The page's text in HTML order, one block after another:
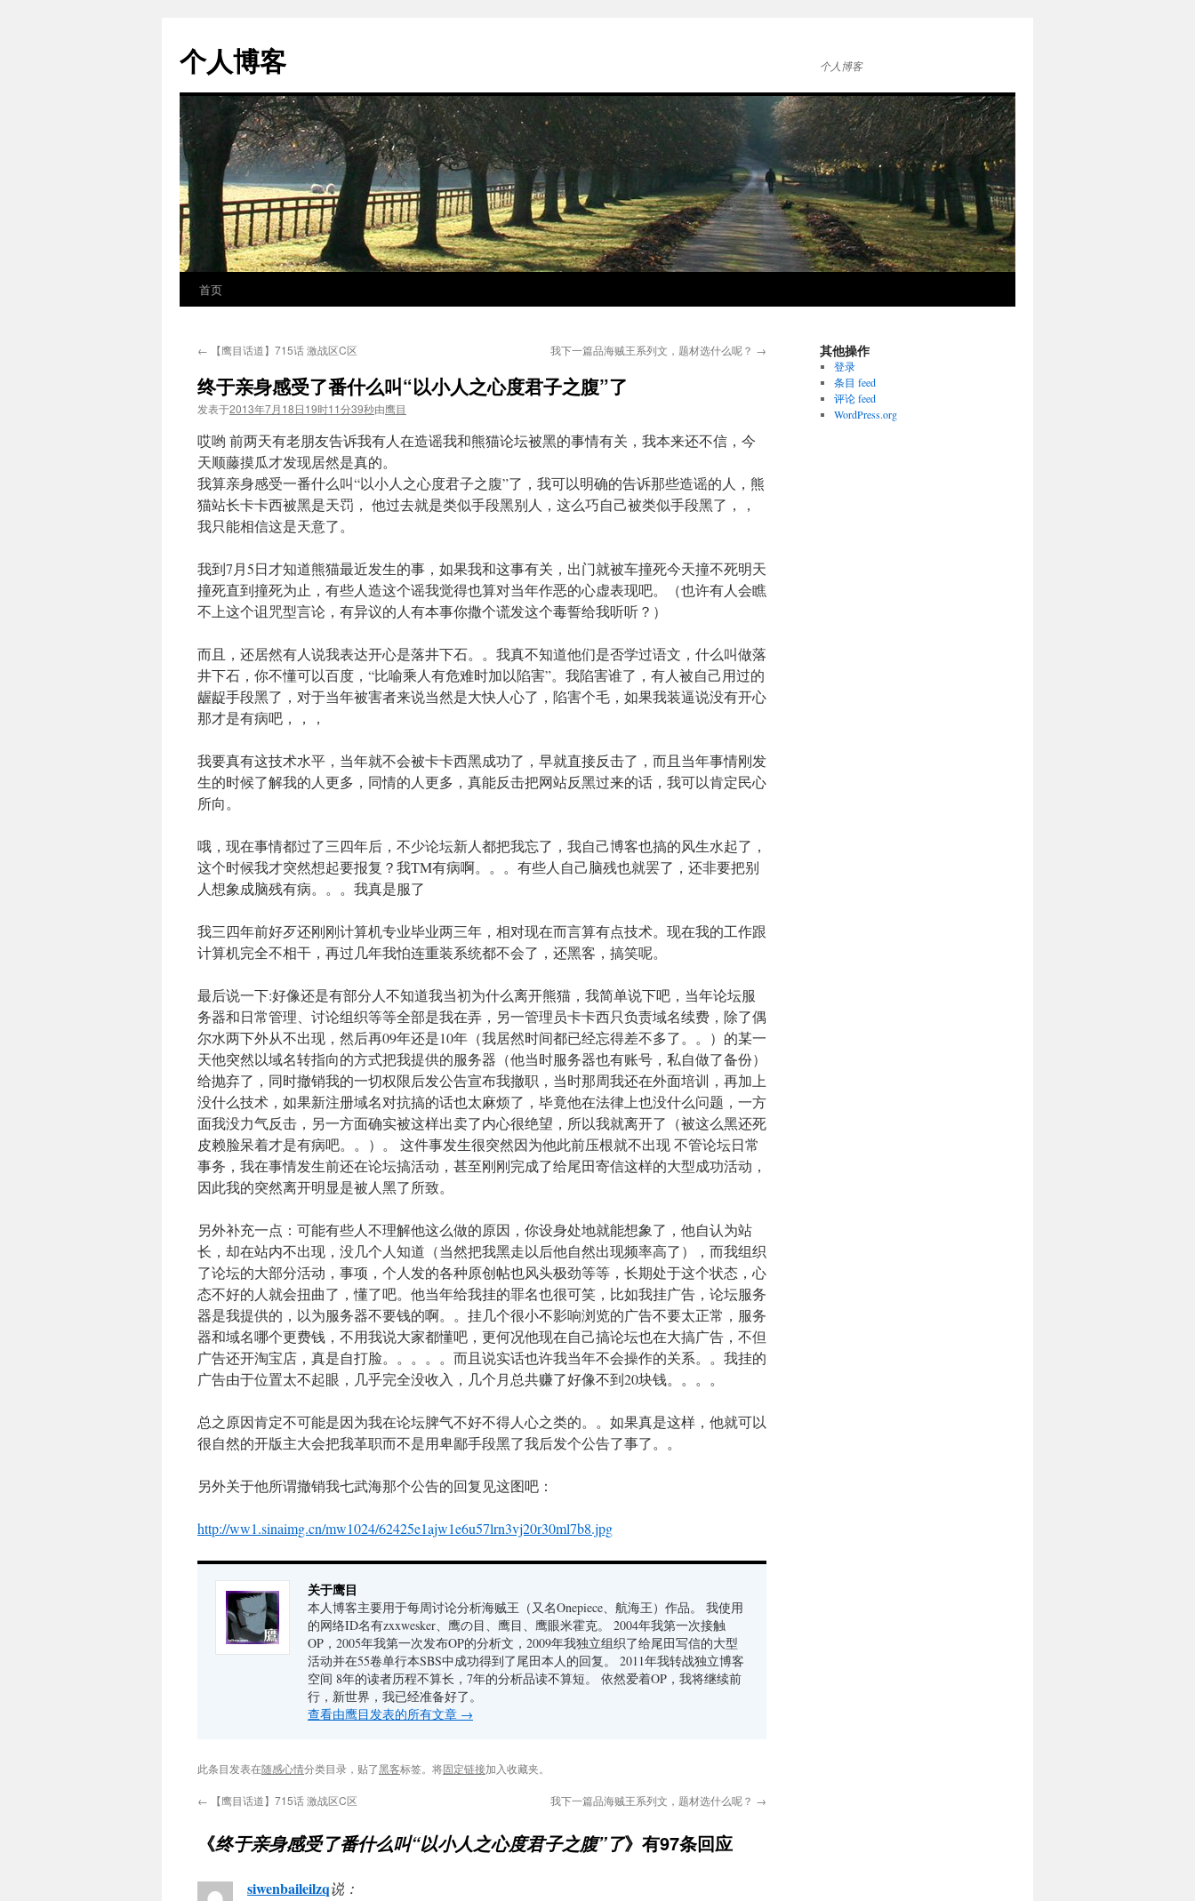
个人博客 个人博客
文
首页
← 【鹰目话道】715话 激战区C区 我下一篇品海贼王系列文，题材选什么呢？ →
终于亲身感受了番什么叫“以小人之心度君子之腹”了
发表于2013年7月18日19时11分39秒由鹰目
哎哟 前两天有老朋友告诉我有人在造谣我和熊猫论坛被黑的事情有关，我本来还不信，今
天顺藤摸瓜才发现居然是真的。
我算亲身感受一番什么叫“以小人之心度君子之腹”了，我可以明确的告诉那些造谣的人，熊
猫站长卡卡西被黑是天罚， 他过去就是类似手段黑别人，这么巧自己被类似手段黑了，，
我只能相信这是天意了。
我到7月5日才知道熊猫最近发生的事，如果我和这事有关，出门就被车撞死今天撞不死明天
撞死直到撞死为止，有些人造这个谣我觉得也算对当年作恶的心虚表现吧。（也许有人会瞧
不上这个诅咒型言论，有异议的人有本事你撒个谎发这个毒誓给我听听？）
而且，还居然有人说我表达开心是落井下石。。我真不知道他们是否学过语文，什么叫做落
井下石，你不懂可以百度，“比喻乘人有危难时加以陷害”。我陷害谁了，有人被自己用过的
龌龊手段黑了，对于当年被害者来说当然是大快人心了，陷害个毛，如果我装逼说没有开心
那才是有病吧，，，
我要真有这技术水平，当年就不会被卡卡西黑成功了，早就直接反击了，而且当年事情刚发
生的时候了解我的人更多，同情的人更多，真能反击把网站反黑过来的话，我可以肯定民心
所向。
哦，现在事情都过了三四年后，不少论坛新人都把我忘了，我自己博客也搞的风生水起了，
这个时候我才突然想起要报复？我TM有病啊。。。有些人自己脑残也就罢了，还非要把别
人想象成脑残有病。。。我真是服了
我三四年前好歹还刚刚计算机专业毕业两三年，相对现在而言算有点技术。现在我的工作跟
计算机完全不相干，再过几年我怕连重装系统都不会了，还黑客，搞笑呢。
最后说一下:好像还是有部分人不知道我当初为什么离开熊猫，我简单说下吧，当年论坛服
务器和日常管理、讨论组织等等全部是我在弄，另一管理员卡卡西只负责域名续费，除了偶
尔水两下外从不出现，然后再09年还是10年（我居然时间都已经忘得差不多了。。）的某一
天他突然以域名转指向的方式把我提供的服务器（他当时服务器也有账号，私自做了备份）
给抛弃了，同时撤销我的一切权限后发公告宣布我撤职，当时那周我还在外面培训，再加上
没什么技术，如果新注册域名对抗搞的话也太麻烦了，毕竟他在法律上也没什么问题，一方
面我没力气反击，另一方面确实被这样出卖了内心很绝望，所以我就离开了（被这么黑还死
皮赖脸呆着才是有病吧。。）。 这件事发生很突然因为他此前压根就不出现 不管论坛日常
事务，我在事情发生前还在论坛搞活动，甚至刚刚完成了给尾田寄信这样的大型成功活动，
因此我的突然离开明显是被人黑了所致。
另外补充一点：可能有些人不理解他这么做的原因，你设身处地就能想象了，他自认为站
长，却在站内不出现，没几个人知道（当然把我黑走以后他自然出现频率高了），而我组织
了论坛的大部分活动，事项，个人发的各种原创帖也风头极劲等等，长期处于这个状态，心
态不好的人就会扭曲了，懂了吧。他当年给我挂的罪名也很可笑，比如我挂广告，论坛服务
器是我提供的，以为服务器不要钱的啊。。挂几个很小不影响浏览的广告不要太正常，服务
器和域名哪个更费钱，不用我说大家都懂吧，更何况他现在自己搞论坛也在大搞广告，不但
广告还开淘宝店，真是自打脸。。。。。而且说实话也许我当年不会操作的关系。。我挂的
广告由于位置太不起眼，几乎完全没收入，几个月总共赚了好像不到20块钱。。。。
总之原因肯定不可能是因为我在论坛脾气不好不得人心之类的。。如果真是这样，他就可以
很自然的开版主大会把我革职而不是用卑鄙手段黑了我后发个公告了事了。。
另外关于他所谓撤销我七武海那个公告的回复见这图吧：
http://ww1.sinaimg.cn/mw1024/62425e1ajw1e6u57lrn3vj20r30ml7b8.jpg
关于鹰目
本人博客主要用于每周讨论分析海贼王（又名Onepiece、航海王）作品。 我使用
的网络ID名有zxxwesker、鹰の目、鹰目、鹰眼米霍克。 2004年我第一次接触
OP，2005年我第一次发布OP的分析文，2009年我独立组织了给尾田写信的大型
活动并在55卷单行本SBS中成功得到了尾田本人的回复。 2011年我转战独立博客
空间 8年的读者历程不算长，7年的分析品读不算短。 依然爱着OP，我将继续前
行，新世界，我已经准备好了。
查看由鹰目发表的所有文章 →
此条目发表在随感心情分类目录，贴了黑客标签。将固定链接加入收藏夹。
← 【鹰目话道】715话 激战区C区 我下一篇品海贼王系列文，题材选什么呢？ →
《终于亲身感受了番什么叫“以小人之心度君子之腹”了》有97条回应
siwenbaileilzq说：
其他操作
登录
条目 feed
评论 feed
WordPress.org